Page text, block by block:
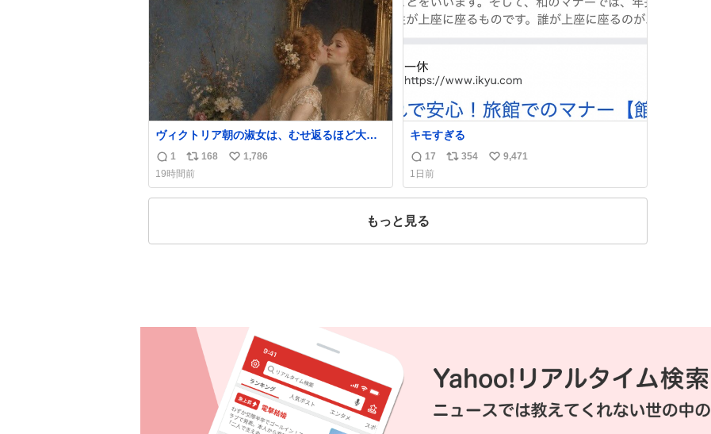
数
ヴィクトリア朝の淑女は、むせ返るほど大量
の香水を身につけるものではないとされてい
た。それでも香水は、髪や肌の手入れと同じ
くらい、ヴィクトリア朝の女性達の美容習慣
に欠かせないものだった。 当時の香水は、現
返
信
数
1
リ
ポ
ス
168
い
ね
1,786
19時間前
キモすぎる
返
信
数
17
リ
ス
354
い
ね
9,471
1日前
もっと見る